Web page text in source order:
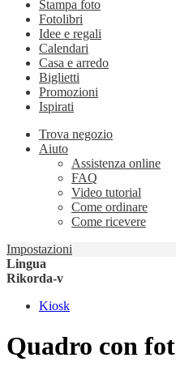
Stampa foto
Fotolibri
Idee e regali
Calendari
Casa e arredo
Biglietti
Promozioni
Ispirati
Trova negozio
Aiuto
Assistenza online
FAQ
Video tutorial
Come ordinare
Come ricevere
Impostazioni
Lingua
Rikorda-v
Kiosk
Quadro con